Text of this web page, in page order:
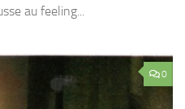
au feeling...
0